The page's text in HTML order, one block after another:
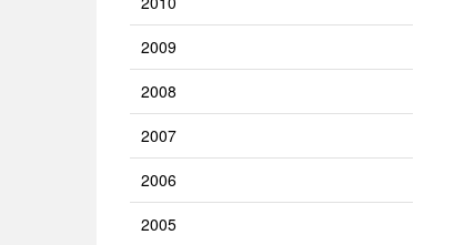
2009
2008
2007
2006
2005